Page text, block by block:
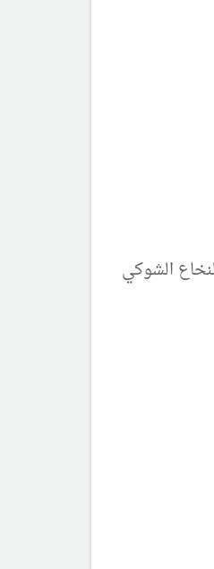
الشوكي